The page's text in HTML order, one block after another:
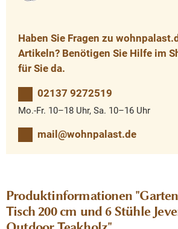
Haben Sie Fragen zu
Artikeln? Benötigen Sie Hilfe im
für Sie da.
02137 9272519
Mo.-Fr. 10–18 Uhr, Sa. 10–16 Uhr
mail@wohnpalast.de
Produktinformationen
Tisch 200 cm und 6 Stühle